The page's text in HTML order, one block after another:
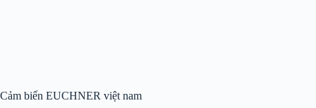
Cảm biến EUCHNER việt nam